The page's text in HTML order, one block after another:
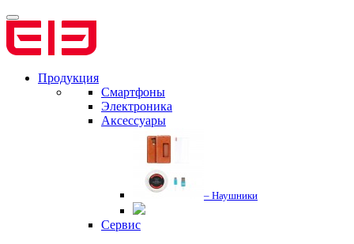
Продукция
Смартфоны
Электроника
Аксессуары
– Наушники
Сервис